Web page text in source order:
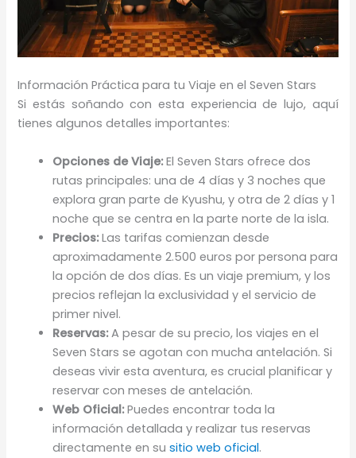
Información Práctica para tu Viaje en el Seven Stars
Si estás soñando con esta experiencia de lujo, aquí
tienes algunos detalles importantes:
Opciones de Viaje:El Seven Stars ofrece dos
rutas principales: una de 4 días y 3 noches que
explora gran parte de Kyushu, y otra de 2 días y 1
noche que se centra en la parte norte de la isla.
Precios:Las tarifas comienzan desde
aproximadamente 2.500 euros por persona para
la opción de dos días. Es un viaje premium, y los
precios reflejan la exclusividad y el servicio de
primer nivel.
Reservas:A pesar de su precio, los viajes en el
Seven Stars se agotan con mucha antelación. Si
deseas vivir esta aventura, es crucial planificar y
reservar con meses de antelación.
Web Oficial:Puedes encontrar toda la
información detallada y realizar tus reservas
directamente en susitio web oficial.